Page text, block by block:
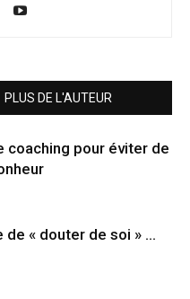
PLUS DE L'AUTEUR
coaching pour éviter de
de « douter de soi » …